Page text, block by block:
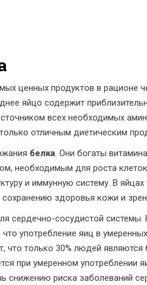
ценных продуктов в рационе
яйцо содержит
всех необходимых
отличным диетическим
белка. Они богаты
необходимым для роста
и иммунную систему. В
здоровья кожи и
сердечно-сосудистой
употребление яиц в
только 30% людей являются
при умеренном
снижению риска заболеваний